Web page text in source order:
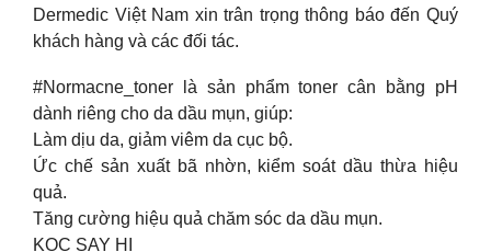
Dermedic Việt Nam xin trân trọng thông báo đến Quý
khách hàng và các đối tác.
#Normacne_toner là sản phẩm toner cân bằng pH
dành riêng cho da dầu mụn, giúp:
Làm dịu da, giảm viêm da cục bộ.
Ức chế sản xuất bã nhờn, kiểm soát dầu thừa hiệu
quả.
Tăng cường hiệu quả chăm sóc da dầu mụn.
KOC SAY HI